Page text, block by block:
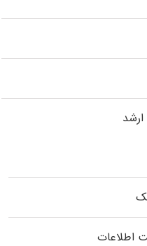
اطلاعات